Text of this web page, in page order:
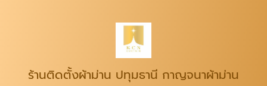
ร้านติดตั้งผ้าม่าน ปทุมธานี กาญจนาผ้าม่าน